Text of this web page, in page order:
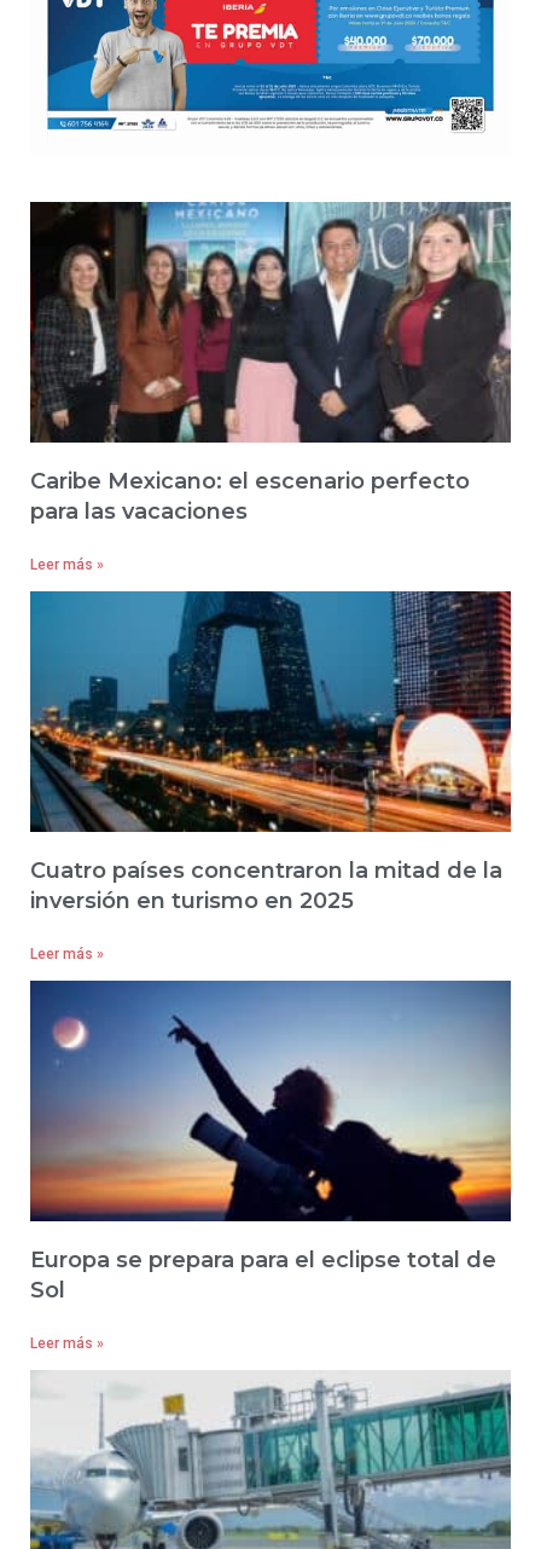
Caribe Mexicano: el escenario perfecto
para las vacaciones
Leer más »
Cuatro países concentraron la mitad de la
inversión en turismo en 2025
Leer más »
Europa se prepara para el eclipse total de
Sol
Leer más »